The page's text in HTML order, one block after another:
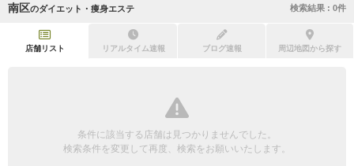
初回割引あり リピーター割引あり
団体様歓迎
南区のダイエット・痩身エステ 検索結果 : 0件
店舗リスト リアルタイム速報 ブログ速報 周辺地図から探す
条件に該当する店舗は見つかりませんでした。
検索条件を変更して再度、検索をお願いいたします。